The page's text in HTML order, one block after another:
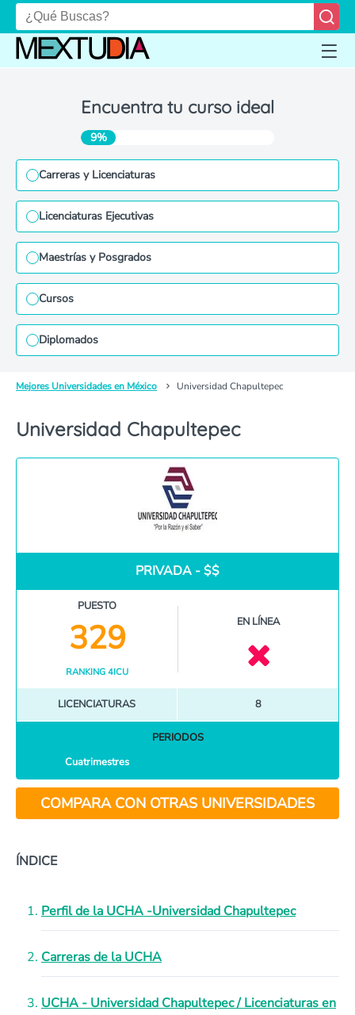
Encuentra tu curso ideal
9%
Carreras y Licenciaturas
Licenciaturas Ejecutivas
Maestrías y Posgrados
Cursos
Diplomados
Mejores Universidades en México Universidad Chapultepec
Universidad Chapultepec
PRIVADA - $$
PUESTO
329
RANKING 4ICU
EN LÍNEA
LICENCIATURAS 8
PERIODOS
Cuatrimestres
COMPARA CON OTRAS UNIVERSIDADES
ÍNDICE
Perfil de la UCHA -Universidad Chapultepec
Carreras de la UCHA
UCHA - Universidad Chapultepec / Licenciaturas en